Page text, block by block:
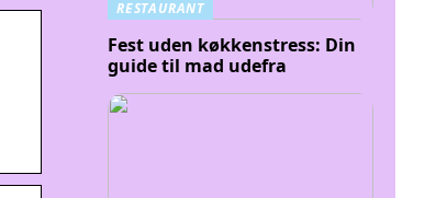
RESTAURANT
Fest uden køkkenstress: Din
guide til mad udefra